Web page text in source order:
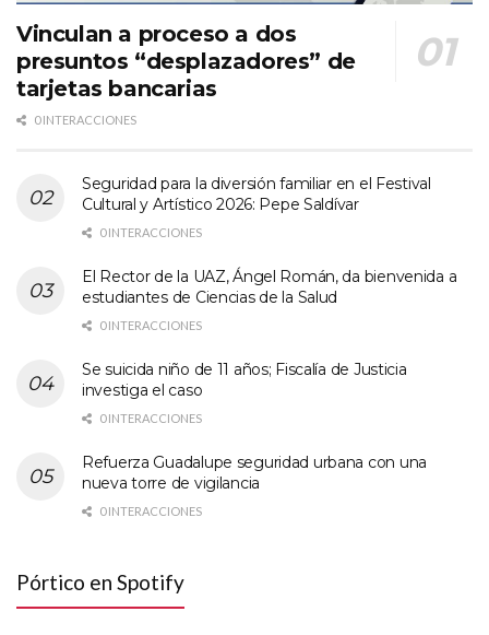
Vinculan a proceso a dos
presuntos “desplazadores” de
tarjetas bancarias
0 INTERACCIONES
Seguridad para la diversión familiar en el Festival
Cultural y Artístico 2026: Pepe Saldívar
0 INTERACCIONES
El Rector de la UAZ, Ángel Román, da bienvenida a
estudiantes de Ciencias de la Salud
0 INTERACCIONES
Se suicida niño de 11 años; Fiscalía de Justicia
investiga el caso
0 INTERACCIONES
Refuerza Guadalupe seguridad urbana con una
nueva torre de vigilancia
0 INTERACCIONES
Pórtico en Spotify